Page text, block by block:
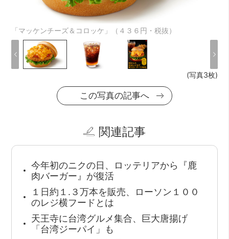
「マッケンチーズ＆コロッケ」（４３６円・税抜）
(写真3枚)
この写真の記事へ
関連記事
今年初のニクの日、ロッテリアから『鹿
肉バーガー』が復活
１日約１.３万本を販売、ローソン１００
のレジ横フードとは
天王寺に台湾グルメ集合、巨大唐揚げ
「台湾ジーパイ」も